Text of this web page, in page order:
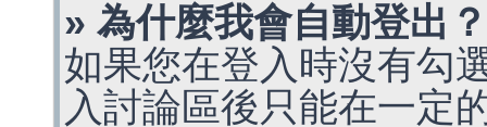
» 為什麼我會自動登出？
如果您在登入時沒有勾
入討論區後只能在一定